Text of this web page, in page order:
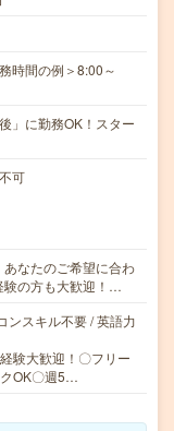
時間の例＞8:00～
に勤務OK！スター
可
なたのご希望に合わ
験の方も大歓迎！…
ンスキル不要 / 英語力
験大歓迎！〇フリー
OK〇週5…